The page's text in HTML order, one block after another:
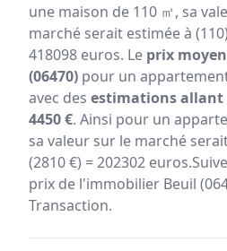
une maison de 110 ㎡, sa
marché serait estimée à
418098 euros. Le prix
(06470) pour un
avec des estimations allant
4450 €. Ainsi pour un
sa valeur sur le marché
(2810 €) = 202302
prix de l'immobilier Beuil
Transaction.